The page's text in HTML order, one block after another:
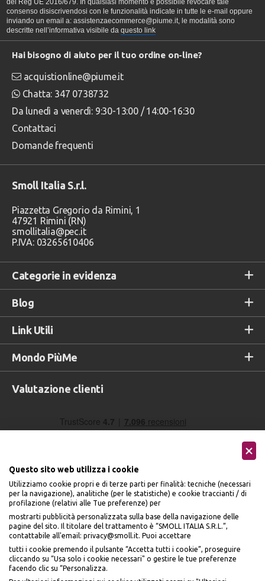
del Reg UE 2016/679. In qualsiasi momento è possibile revocare tale
consenso disiscrivendosi con le funzionalità indicate in tutte le e-mail oppure
inviando un email a: assistenzaecommerce@piume.it, le modalità sono
descritte nell’informativa visibile da questo link
Categorie in evidenza
Blog
Link Utili
Mondo PiùMe
Hai bisogno di aiuto per il tuo ordine on-line?
acquistionline@piume.it
Chatta: 347 0738732
Da lunedì a venerdì: 9:30-13:00 / 14:00-16:30
Contattaci
Domande frequenti
Smoll Italia S.r.l.
Piazzetta Gregorio da Rimini, 1
47921 Rimini (RN)
smollitalia@pec.it
P.IVA: 03265610406
Valutazione clienti
Seguici sui social
Questo sito web utilizza i cookie
Utilizziamo cookie propri e di terze parti per finalità: tecniche (necessari
per la navigazione), analitiche (per le statistiche) e cookie traccianti / di
profilazione (relativi alle Tue preferenze) per
mostrarti pubblicità personalizzata sulla base della navigazione delle
pagine del sito. Il titolare del trattamento è “SMOLL ITALIA S.R.L.”,
contattabile all'email: privacy@smoll.it. Puoi accettare
tutti i cookie premendo il pulsante “Accetta tutti i cookie”, proseguire
cliccando su “Usa solo i cookie necessari" o gestire le tue preferenze
facendo clic su “Personalizza.
BENVENUTO DA